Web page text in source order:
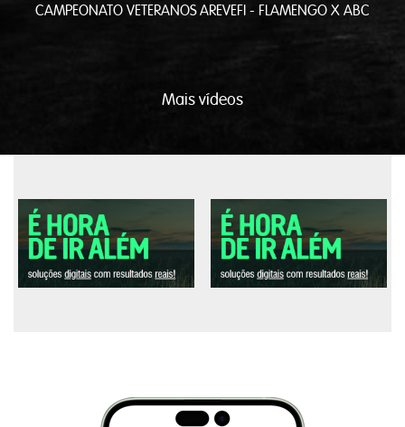
CAMPEONATO VETERANOS AREVEFI - FLAMENGO X ABC
Mais vídeos